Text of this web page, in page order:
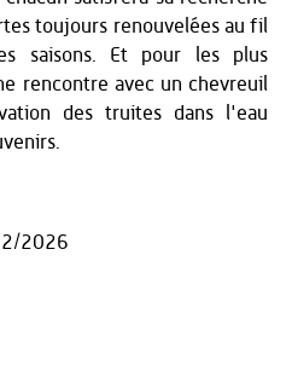
toujours renouvelées au fil
saisons. Et pour les plus
rencontre avec un chevreuil
des truites dans l'eau
2026